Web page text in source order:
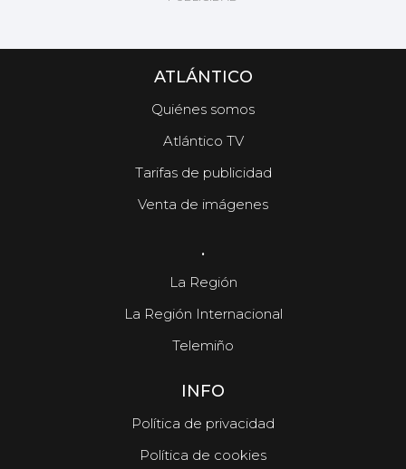
ATLÁNTICO
Quiénes somos
Atlántico TV
Tarifas de publicidad
Venta de imágenes
.
La Región
La Región Internacional
Telemiño
INFO
Política de privacidad
Política de cookies